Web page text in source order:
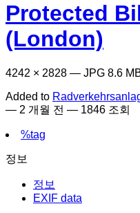
Protected
(London)
4242 × 2828 — JPG 8.6
Added to
— 2 개월 전 — 1846 조회
%tag
정보
정보
EXIF data